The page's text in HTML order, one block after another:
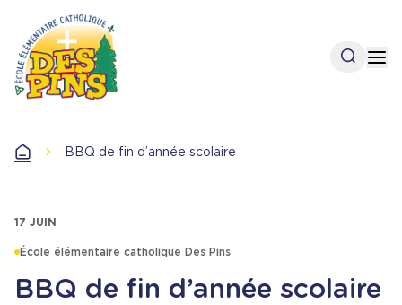
contenu
principal
Open
AccueilBBQ de fin d’année scolaire
17 JUIN
École élémentaire catholique Des Pins
BBQ de fin d’année scolaire